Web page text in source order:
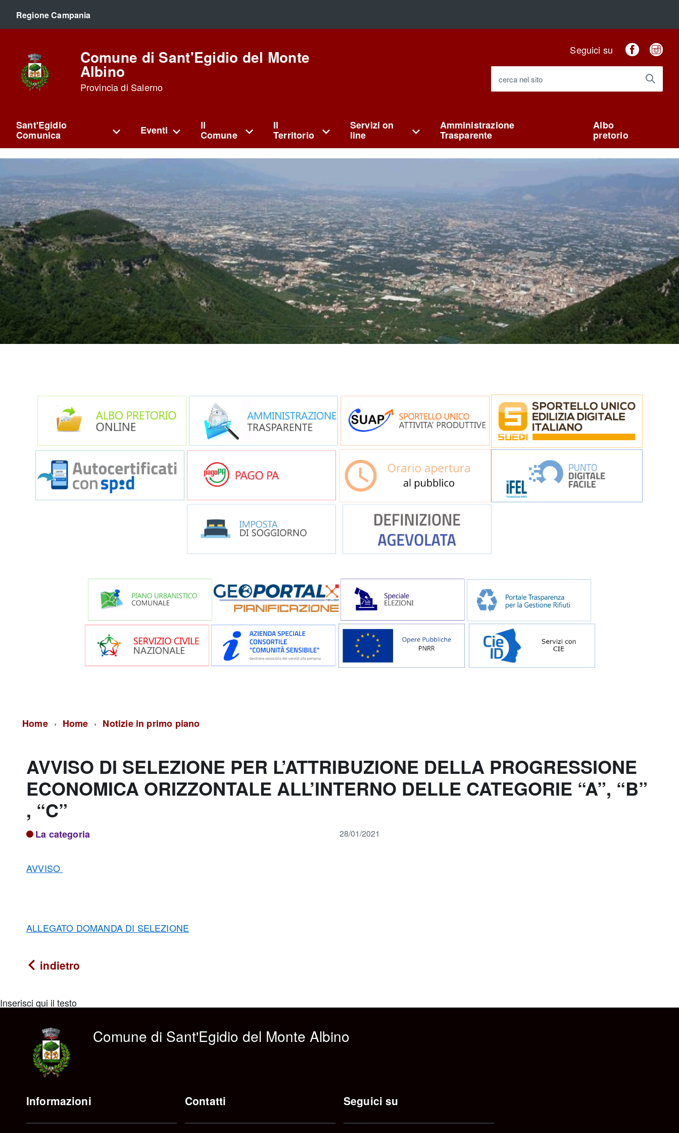
Regione Campania
Comune di Sant'Egidio del Monte
Albino
Provincia di Salerno
Seguici su Facebook
cerca nel sito
Sant'Egidio
Comunica Eventi Il
Comune
Il
Territorio
Servizi on
line
Amministrazione
Trasparente
Albo
pretorio
Home Home Notizie in primo piano
AVVISO DI SELEZIONE PER L’ATTRIBUZIONE DELLA PROGRESSIONE
ECONOMICA ORIZZONTALE ALL’INTERNO DELLE CATEGORIE “A”, “B”
, “C”
La categoria 28/01/2021
AVVISO
ALLEGATO DOMANDA DI SELEZIONE
indietro
Inserisci qui il testo
Comune di Sant'Egidio del Monte Albino
Informazioni Contatti Seguici su